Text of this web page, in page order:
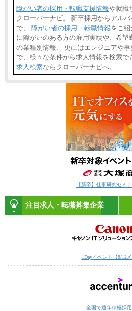
障がい者の採用・転職支援情報や就職
クローバーナビ。 新卒採用からアル
で、 障がい者の採用・転職情報をご
に障がいのある方の雇用実績や、希
の業種別情報、 更にはエンジニアや
で、様々な条件から求人情報を検索で
求人検索ならクローバーナビへ。
【新卒】仕事研究セミ
注目求人・転職募集企業
1Dayイベント【8/12〆
全国で通年積極採用